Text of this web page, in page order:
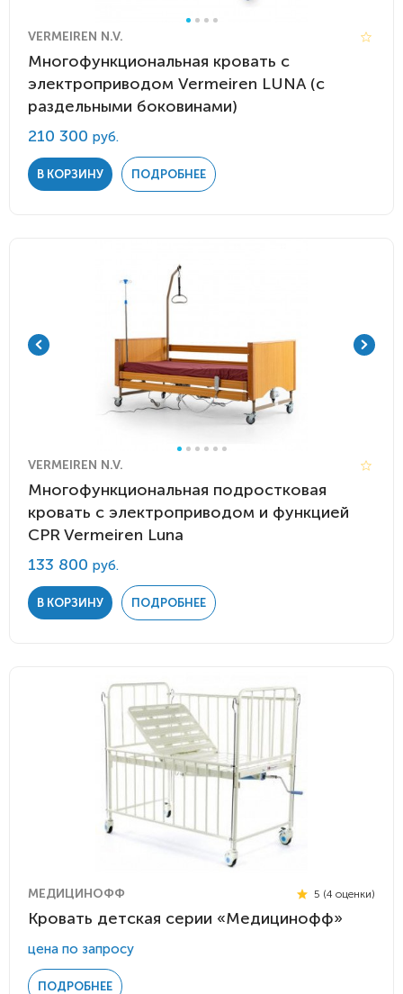
VERMEIREN N.V.
Многофункциональная кровать с
электроприводом Vermeiren LUNA (с
раздельными боковинами)
210 300 руб.
В КОРЗИНУ ПОДРОБНЕЕ
VERMEIREN N.V.
Многофункциональная подростковая
кровать с электроприводом и функцией
CPR Vermeiren Luna
133 800 руб.
В КОРЗИНУ ПОДРОБНЕЕ
МЕДИЦИНОФФ 5 (4 оценки)
Кровать детская серии «Медицинофф»
цена по запросу
ПОДРОБНЕЕ